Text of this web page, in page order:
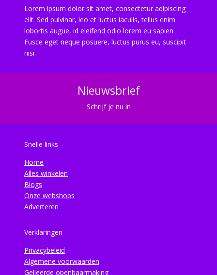
Lorem ipsum dolor sit amet, consectetur adipiscing
elit. Sed pulvinar, leo et luctus iaculis, tellus enim
lobortis augue, id eleifend odio lorem eu sapien.
Fusce eget neque posuere, luctus purus eu, suscipit
nisi.
Nieuwsbrief
Schrijf je nu in
Snelle links
Home
Alles winkelen
Blogs
Onze webshops
Adverteren
Verklaringen
Privacybeleid
Algemene voorwaarden
Gelieerde openbaarmaking